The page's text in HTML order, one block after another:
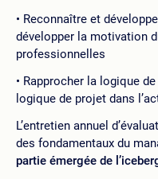
Reconnaître et
développer la motivation
professionnelles
Rapprocher la logique
logique de projet dans
L’entretien annuel
des fondamentaux du
partie émergée de